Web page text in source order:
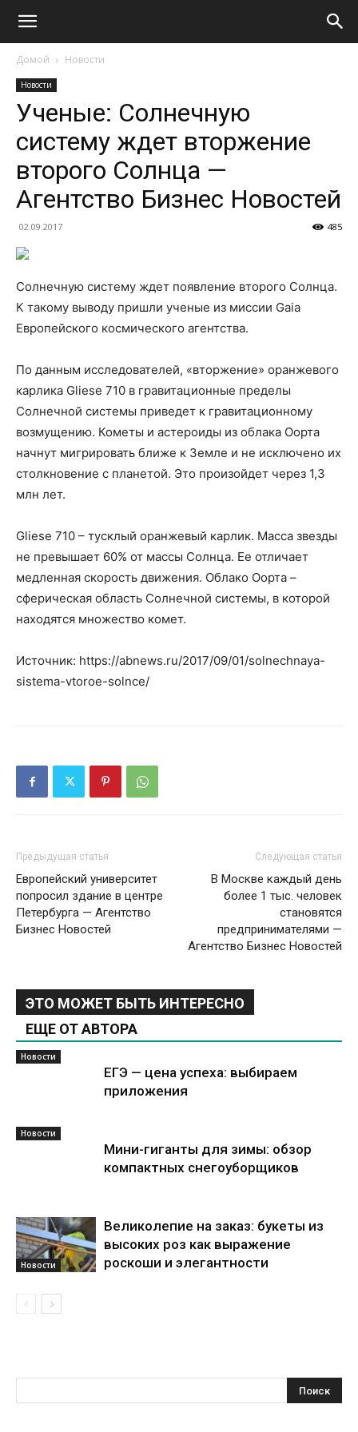
Домой Новости
Новости
Ученые: Солнечную
систему ждет вторжение
второго Солнца —
Агентство Бизнес Новостей
02.09.2017 485
Солнечную систему ждет появление второго Солнца.
К такому выводу пришли ученые из миссии Gaia
Европейского космического агентства.
По данным исследователей, «вторжение» оранжевого
карлика Gliese 710 в гравитационные пределы
Солнечной системы приведет к гравитационному
возмущению. Кометы и астероиды из облака Оорта
начнут мигрировать ближе к Земле и не исключено их
столкновение с планетой. Это произойдет через 1,3
млн лет.
Gliese 710 – тусклый оранжевый карлик. Масса звезды
не превышает 60% от массы Солнца. Ее отличает
медленная скорость движения. Облако Оорта –
сферическая область Солнечной системы, в которой
находятся множество комет.
Источник: https://abnews.ru/2017/09/01/solnechnaya-
sistema-vtoroe-solnce/
Предыдущая статья
Европейский университет
попросил здание в центре
Петербурга — Агентство
Бизнес Новостей
Следующая статья
В Москве каждый день
более 1 тыс. человек
становятся
предпринимателями —
Агентство Бизнес Новостей
ЭТО МОЖЕТ БЫТЬ ИНТЕРЕСНО
ЕЩЕ ОТ АВТОРА
Новости
ЕГЭ — цена успеха: выбираем
приложения
Новости
Мини-гиганты для зимы: обзор
компактных снегоуборщиков
Новости
Великолепие на заказ: букеты из
высоких роз как выражение
роскоши и элегантности